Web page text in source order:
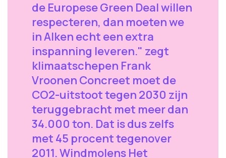
de Europese Green Deal willen
respecteren, dan moeten we
in Alken echt een extra
inspanning leveren." zegt
klimaatschepen Frank
Vroonen Concreet moet de
CO2-uitstoot tegen 2030 zijn
teruggebracht met meer dan
34.000 ton. Dat is dus zelfs
met 45 procent tegenover
2011. Windmolens Het